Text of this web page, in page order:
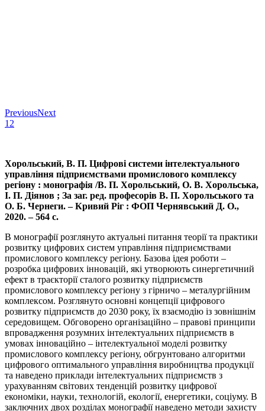
PreviousNext
1 2
Хорольський, В. П. Цифрові системи інтелектуального
управління підприємствами промислового комплексу
регіону : монографія /В. П. Хорольський, О. В. Хорольська,
І. П. Діянов ; За заг. ред. професорів В. П. Хорольського та
О. Б. Чернеги. – Кривий Ріг : ФОП Чернявський Д. О.,
2020. – 564 с.
В монографії розглянуто актуальні питання теорії та практики
розвитку цифрових систем управління підприємствами
промислового комплексу регіону. Базова ідея роботи –
розробка цифрових інновацій, які утворюють синергетичний
ефект в траєкторії сталого розвитку підприємств
промислового комплексу регіону з гірничо – металургійним
комплексом. Розглянуто основні концепції цифрового
розвитку підприємств до 2030 року, їх взаємодію із зовнішнім
середовищем. Обговорено організаційно – правові принципи
впровадження розумних інтелектуальних підприємств в
умовах інноваційно – інтелектуальної моделі розвитку
промислового комплексу регіону, обгрунтовано алгоритми
цифрового оптимального управління виробництва продукції
та наведено приклади інтелектуальних підприємств з
урахуванням світових тенденцій розвитку цифрової
економіки, науки, технологій, екології, енергетики, соціуму. В
заключних двох розділах монографії наведено методи захисту